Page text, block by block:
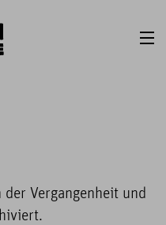
Vergangenheit und